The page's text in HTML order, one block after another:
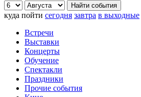
куда пойти сегодня завтра в выходные
Встречи
Выставки
Концерты
Обучение
Спектакли
Праздники
Прочие события